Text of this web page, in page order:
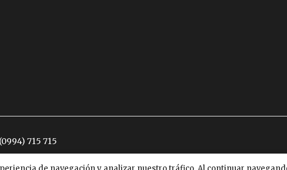
(0994) 715 715